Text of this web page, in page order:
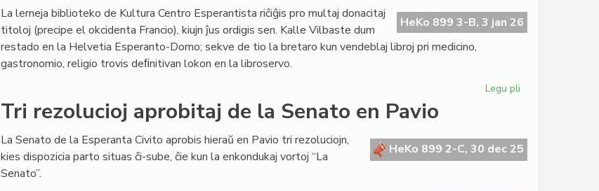
kvar
suspenditaj
HeKo 899 3-B, 3 jan 26
La lerneja biblioteko de Kultura Centro Esperantista riĉiĝis pro multaj donacitaj
titoloj (precipe el okcidenta Francio), kiujn ĵus ordigis sen. Kalle Vilbaste dum
restado en la Helvetia Esperanto-Domo; sekve de tio la bretaro kun vendeblaj libroj pri medicino,
gastronomio, religio trovis deﬁnitivan lokon en la libroservo.
Legu pli
KCE
kaj
Tri rezolucioj aprobitaj de la Senato en Pavio
HeKo 899 2-C, 30 dec 25
La Senato de la Esperanta Civito aprobis hieraŭ en Pavio tri rezoluciojn,
kies dispozicia parto situas ĉi-sube, ĉie kun la enkondukaj vortoj “La
Senato”.